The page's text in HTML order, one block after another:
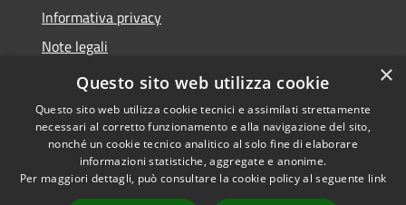
Informativa privacy
Note legali
Dichiarazione di accessibilità
Accessibilità
Copyright © 2026 • Comune di
Gabbioneta-Binanuova •
×
Questo sito web utilizza cookie
Questo sito web utilizza cookie tecnici e assimilati strettamente
necessari al corretto funzionamento e alla navigazione del sito,
nonché un cookie tecnico analitico al solo fine di elaborare
informazioni statistiche, aggregate e anonime.
Per maggiori dettagli, può consultare la cookie policy al seguente link